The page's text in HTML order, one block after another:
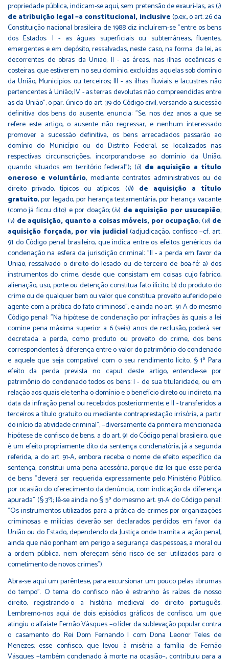
propriedade pública, indicam-se aqui, sem pretensão de exauri-las, as (i)
de atribuição legal −a constitucional, inclusive(p.ex., o art. 26 da
Constituição nacional brasileira de 1988 diz incluírem-se "entre os bens
dos Estados: I - as águas superficiais ou subterrâneas, fluentes,
emergentes e em depósito, ressalvadas, neste caso, na forma da lei, as
decorrentes de obras da União; II - as áreas, nas ilhas oceânicas e
costeiras, que estiverem no seu domínio, excluídas aquelas sob domínio
da União, Municípios ou terceiros; III - as ilhas fluviais e lacustres não
pertencentes à União; IV - as terras devolutas não compreendidas entre
as da União"; o par. único do art. 39 do Código civil, versando a sucessão
definitiva dos bens do ausente, enuncia: "Se, nos dez anos a que se
refere este artigo, o ausente não regressar, e nenhum interessado
promover a sucessão definitiva, os bens arrecadados passarão ao
domínio do Município ou do Distrito Federal, se localizados nas
respectivas circunscrições, incorporando-se ao domínio da União,
quando situados em território federal"); (ii) de aquisição a título
oneroso e voluntário, mediante contratos administrativos ou de
direito privado, típicos ou atípicos; (iii) de aquisição a título
gratuito, por legado, por herança testamentária, por herança vacante
(como já ficou dito) e por doação; (iv) de aquisição por usucapião;
(v) de aquisição, quanto a coisas móveis, por ocupação; (vi) de
aquisição forçada, por via judicial(adjudicação, confisco −cf. art.
91 do Código penal brasileiro, que indica entre os efeitos genéricos da
condenação na esfera da jurisdição criminal: "II - a perda em favor da
União, ressalvado o direito do lesado ou de terceiro de boa-fé: a) dos
instrumentos do crime, desde que consistam em coisas cujo fabrico,
alienação, uso, porte ou detenção constitua fato ilícito; b) do produto do
crime ou de qualquer bem ou valor que constitua proveito auferido pelo
agente com a prática do fato criminoso"; e ainda no art. 91-A do mesmo
Código penal: "Na hipótese de condenação por infrações às quais a lei
comine pena máxima superior a 6 (seis) anos de reclusão, poderá ser
decretada a perda, como produto ou proveito do crime, dos bens
correspondentes à diferença entre o valor do patrimônio do condenado
e aquele que seja compatível com o seu rendimento lícito. § 1º Para
efeito da perda prevista no caput deste artigo, entende-se por
patrimônio do condenado todos os bens: I - de sua titularidade, ou em
relação aos quais ele tenha o domínio e o benefício direto ou indireto, na
data da infração penal ou recebidos posteriormente; e II - transferidos a
terceiros a título gratuito ou mediante contraprestação irrisória, a partir
do início da atividade criminal"; −diversamente da primeira mencionada
hipótese de confisco de bens, a do art. 91 do Código penal brasileiro, que
é um efeito propriamente dito da sentença condenatória, já a segunda
referida, a do art. 91-A, embora receba o nome de efeito específico da
sentença, constitui uma pena acessória, porque diz lei que esse perda
de bens "deverá ser requerida expressamente pelo Ministério Público,
por ocasião do oferecimento da denúncia, com indicação da diferença
apurada" (§ 3º); lê-se ainda no § 5º do mesmo art. 91-A do Código penal:
"Os instrumentos utilizados para a prática de crimes por organizações
criminosas e milícias deverão ser declarados perdidos em favor da
União ou do Estado, dependendo da Justiça onde tramita a ação penal,
ainda que não ponham em perigo a segurança das pessoas, a moral ou
a ordem pública, nem ofereçam sério risco de ser utilizados para o
cometimento de novos crimes").
Abra-se aqui um parêntese, para excursionar um pouco pelas «brumas
do tempo". O tema do confisco não é estranho às raízes de nosso
direito, registrando-o a história medieval do direito português.
Lembremo-nos aqui de dois episódios gráficos de confisco, um que
atingiu o alfaiate Fernão Vásques −o líder da sublevação popular contra
o casamento do Rei Dom Fernando I com Dona Leonor Teles de
Menezes; esse confisco, que levou à miséria a família de Fernão
Vásques −também condenado à morte na ocasião−, contribuiu para a